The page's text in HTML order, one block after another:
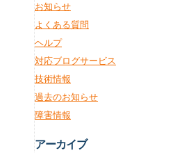
お知らせ
よくある質問
ヘルプ
対応ブログサービス
技術情報
過去のお知らせ
障害情報
アーカイブ